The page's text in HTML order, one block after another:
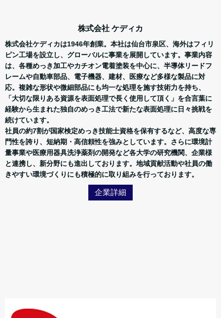
株式会社 ケディカ
株式会社ケディカは1946年創業。本社は仙台市泉区、海外はフィリ
ピン工場を設立し、グローバルに事業を展開しています。事業内容
は、各種めっき加工やカチオン電着塗装を中心に、半導体リードフ
レームや自動車部品、電子機器、建材、医療など多様な製品に対
応。複雑な形状や微細部品にも均一な処理を施す技術力を持ち、
「大切な限りある資源を表面処理で長く使用して頂く」を合言葉に
経験から生まれた独自のめっき工法で新たな表面処理に日々挑戦を
続けています。
社員の約7割が国家検定めっき技能士資格を保有するなど、高度な専
門性を誇り、短納期・高信頼性を強みとしています。さらに環境計
量事業や医療用器具洗浄薬剤の開発など各大学の研究機関、企業様
と連携し、新分野にも進出しております。地域貢献活動や社員の働
きやすい環境づくりにも積極的に取り組みを行っております。
企業詳細